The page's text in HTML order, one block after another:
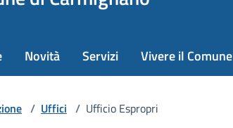
Novità Servizi Vivere il Comune
/ Uffici / Ufficio Espropri